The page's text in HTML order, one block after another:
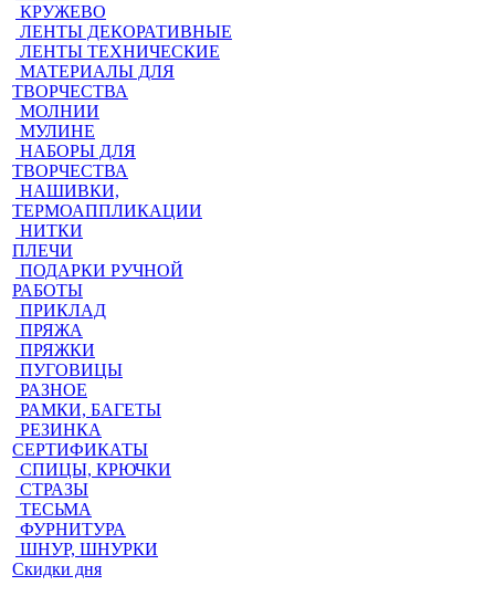
КРУЖЕВО
ЛЕНТЫ ДЕКОРАТИВНЫЕ
ЛЕНТЫ ТЕХНИЧЕСКИЕ
МАТЕРИАЛЫ ДЛЯ
ТВОРЧЕСТВА
МОЛНИИ
МУЛИНЕ
НАБОРЫ ДЛЯ
ТВОРЧЕСТВА
НАШИВКИ,
ТЕРМОАППЛИКАЦИИ
НИТКИ
ПЛЕЧИ
ПОДАРКИ РУЧНОЙ
РАБОТЫ
ПРИКЛАД
ПРЯЖА
ПРЯЖКИ
ПУГОВИЦЫ
РАЗНОЕ
РАМКИ, БАГЕТЫ
РЕЗИНКА
СЕРТИФИКАТЫ
СПИЦЫ, КРЮЧКИ
СТРАЗЫ
ТЕСЬМА
ФУРНИТУРА
ШНУР, ШНУРКИ
Скидки дня